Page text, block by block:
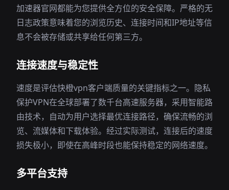
加速器官网都能为您提供全方位的安全保障。严格的无
日志政策意味着您的浏览历史、连接时间和IP地址等信
息不会被存储或共享给任何第三方。
连接速度与稳定性
速度是评估快橙vpn客户端质量的关键指标之一。隐私
保护VPN在全球部署了数千台高速服务器，采用智能路
由技术，自动为用户选择最优连接路径，确保流畅的浏
览、流媒体和下载体验。经过实际测试，连接后的速度
损失极小，即使在高峰时段也能保持稳定的网络速度。
多平台支持